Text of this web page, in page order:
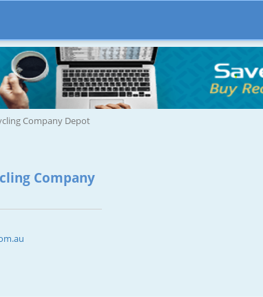
Company Depot
Company